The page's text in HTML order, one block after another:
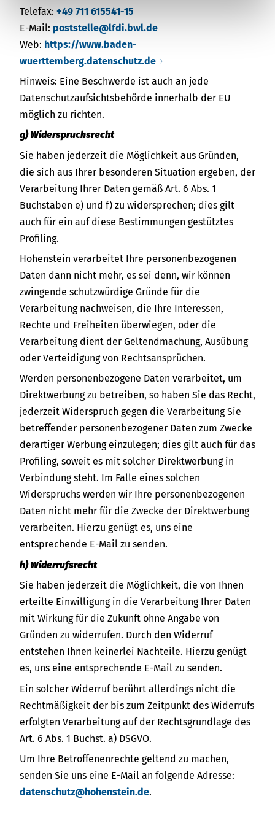
Telefax: +49 711 615541-15
E-Mail: poststelle@lfdi.bwl.de
Web: https://www.baden-
wuerttemberg.datenschutz.de
Hinweis: Eine Beschwerde ist auch an jede
Datenschutzaufsichtsbehörde innerhalb der EU
möglich zu richten.
g) Widerspruchsrecht
Sie haben jederzeit die Möglichkeit aus Gründen,
die sich aus Ihrer besonderen Situation ergeben, der
Verarbeitung Ihrer Daten gemäß Art. 6 Abs. 1
Buchstaben e) und f) zu widersprechen; dies gilt
auch für ein auf diese Bestimmungen gestütztes
Profiling.
Hohenstein verarbeitet Ihre personenbezogenen
Daten dann nicht mehr, es sei denn, wir können
zwingende schutzwürdige Gründe für die
Verarbeitung nachweisen, die Ihre Interessen,
Rechte und Freiheiten überwiegen, oder die
Verarbeitung dient der Geltendmachung, Ausübung
oder Verteidigung von Rechtsansprüchen.
Werden personenbezogene Daten verarbeitet, um
Direktwerbung zu betreiben, so haben Sie das Recht,
jederzeit Widerspruch gegen die Verarbeitung Sie
betreffender personenbezogener Daten zum Zwecke
derartiger Werbung einzulegen; dies gilt auch für das
Profiling, soweit es mit solcher Direktwerbung in
Verbindung steht. Im Falle eines solchen
Widerspruchs werden wir Ihre personenbezogenen
Daten nicht mehr für die Zwecke der Direktwerbung
verarbeiten. Hierzu genügt es, uns eine
entsprechende E-Mail zu senden.
h) Widerrufsrecht
Sie haben jederzeit die Möglichkeit, die von Ihnen
erteilte Einwilligung in die Verarbeitung Ihrer Daten
mit Wirkung für die Zukunft ohne Angabe von
Gründen zu widerrufen. Durch den Widerruf
entstehen Ihnen keinerlei Nachteile. Hierzu genügt
es, uns eine entsprechende E-Mail zu senden.
Ein solcher Widerruf berührt allerdings nicht die
Rechtmäßigkeit der bis zum Zeitpunkt des Widerrufs
erfolgten Verarbeitung auf der Rechtsgrundlage des
Art. 6 Abs. 1 Buchst. a) DSGVO.
Um Ihre Betroffenenrechte geltend zu machen,
senden Sie uns eine E-Mail an folgende Adresse:
datenschutz@hohenstein.de.